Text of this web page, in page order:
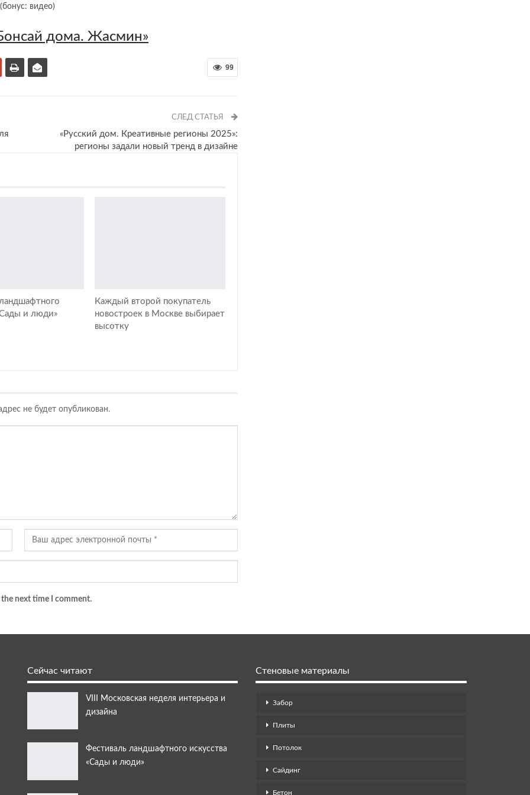
дома. Жасмин»
99
СЛЕД СТАТЬЯ
«Русский дом. Креативные регионы 2025»:
регионы задали новый тренд в дизайне
и люди»
Каждый второй покупатель
новостроек в Москве выбирает
высотку
не будет опубликован.
next time I comment.
Сейчас читают
VIII Московская неделя интерьера и
дизайна
Фестиваль ландшафтного искусства
«Сады и люди»
Стеновые материалы
Забор
Плиты
Потолок
Сайдинг
Бетон